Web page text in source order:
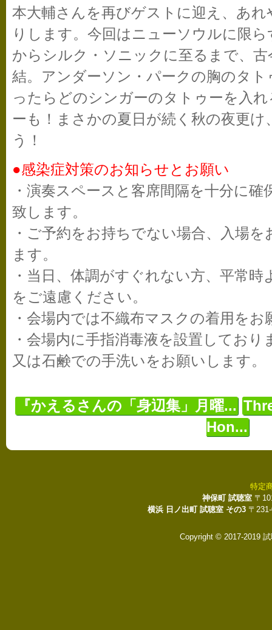
本大輔さんを再びゲストに迎え、あ
りします。今回はニューソウルに限
からシルク・ソニックに至るまで、
結。アンダーソン・パークの胸のタ
ったらどのシンガーのタトゥーを入
ーも！まさかの夏日が続く秋の夜更
う！
●感染症対策のお知らせとお願い
・演奏スペースと客席間隔を十分に
致します。
・ご予約をお持ちでない場合、入場
ます。
・当日、体調がすぐれない方、平常
をご遠慮ください。
・会場内では不織布マスクの着用をお
・会場内に手指消毒液を設置してお
又は石鹸での手洗いをお願いします。
『かえるさんの「身辺集」月曜...
Hon...
特定
神保町 試聴室 〒
横浜 日ノ出町 試聴室 その3 〒
Copyright © 2017-2019